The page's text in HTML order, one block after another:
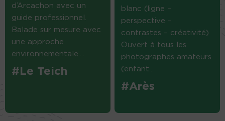
d’Arcachon avec un
guide professionnel.
Balade sur mesure avec
une approche
environnementale....
#Le Teich
blanc (ligne –
perspective –
contrastes – créativité)
Ouvert à tous les
photographes amateurs
(enfant...
#Arès